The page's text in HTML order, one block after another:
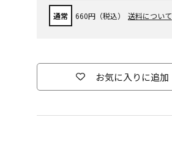
通常 660円（税込） 送料について
お気に入りに追加